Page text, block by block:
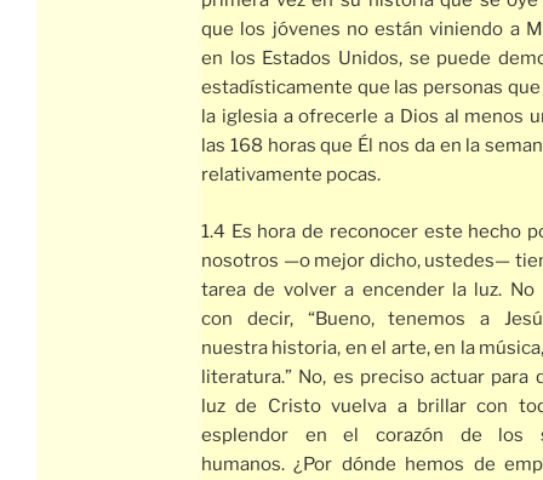
que los jóvenes no están viniendo a
en los Estados Unidos, se puede
estadísticamente que las personas que
la iglesia a ofrecerle a Dios al menos
las 168 horas que Él nos da en la
relativamente pocas.
1.4 Es hora de reconocer este hecho
nosotros —o mejor dicho, ustedes—
tarea de volver a encender la luz. No
con decir, “Bueno, tenemos a
nuestra historia, en el arte, en la
literatura.” No, es preciso actuar para
luz de Cristo vuelva a brillar con
esplendor en el corazón de los
humanos. ¿Por dónde hemos de